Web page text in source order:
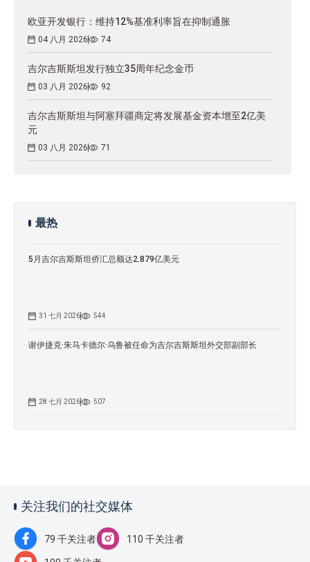
欧亚开发银行：维持12%基准利率旨在抑制通胀
04 八月 2026 74
吉尔吉斯斯坦发行独立35周年纪念金币
03 八月 2026 92
吉尔吉斯斯坦与阿塞拜疆商定将发展基金资本增至2亿美
元
03 八月 2026 71
最热
5月吉尔吉斯斯坦侨汇总额达2.879亿美元
31 七月 2026 544
谢伊捷克·朱马卡德尔·乌鲁被任命为吉尔吉斯斯坦外交部副部长
28 七月 2026 507
关注我们的社交媒体
79 千关注者 110 千关注者